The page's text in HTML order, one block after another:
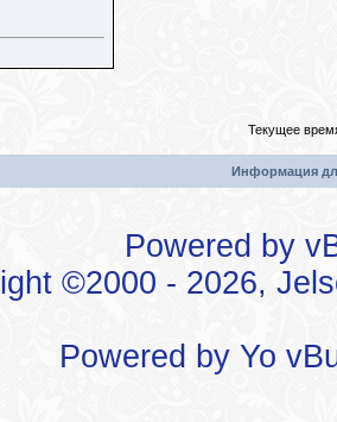
Текущее
Информация
Powered by
©2000 - 2026,
Powered by Yo